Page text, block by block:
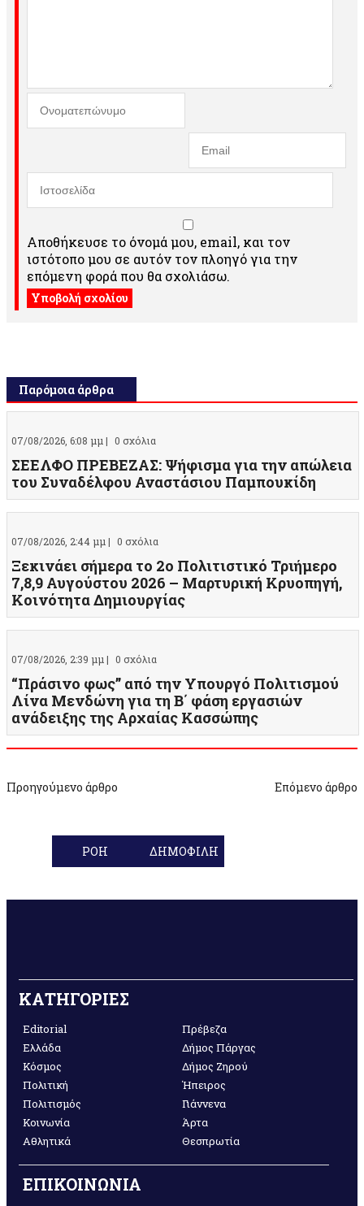
Αποθήκευσε το όνομά μου, email, και τον
ιστότοπο μου σε αυτόν τον πλοηγό για την
επόμενη φορά που θα σχολιάσω.
Παρόμοια άρθρα
07/08/2026, 6:08 μμ | 0 σχόλια
ΣΕΕΛΦΟ ΠΡΕΒΕΖΑΣ: Ψήφισμα για την απώλεια
του Συναδέλφου Αναστάσιου Παμπουκίδη
07/08/2026, 2:44 μμ | 0 σχόλια
Ξεκινάει σήμερα το 2ο Πολιτιστικό Τριήμερο
7,8,9 Αυγούστου 2026 – Μαρτυρική Κρυοπηγή,
Κοινότητα Δημιουργίας
07/08/2026, 2:39 μμ | 0 σχόλια
“Πράσινο φως” από την Υπουργό Πολιτισμού
Λίνα Μενδώνη για τη Β΄ φάση εργασιών
ανάδειξης της Αρχαίας Κασσώπης
Προηγούμενο άρθρο Επόμενο άρθρο
ΡΟΗ ΔΗΜΟΦΙΛΗ
ΚΑΤΗΓΟΡΙΕΣ
Editorial
Ελλάδα
Κόσμος
Πολιτική
Πολιτισμός
Κοινωνία
Αθλητικά
Πρέβεζα
Δήμος Πάργας
Δήμος Ζηρού
Ήπειρος
Γιάννενα
Άρτα
Θεσπρωτία
ΕΠΙΚΟΙΝΩΝΙΑ